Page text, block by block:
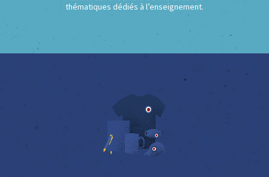
thématiques dédiés à l’enseignement.